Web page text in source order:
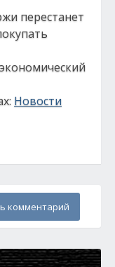
перестанет
Новости
комментарий